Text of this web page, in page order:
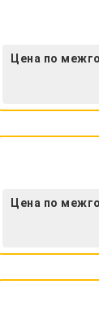
Цена по
Цена по